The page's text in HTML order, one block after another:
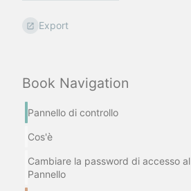
Book Navigation
Pannello di controllo
Cos'è
Cambiare la password di accesso al
Pannello
Export